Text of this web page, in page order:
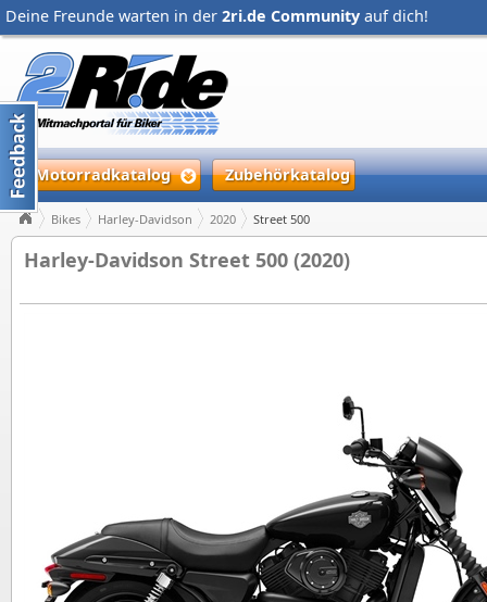
Deine Freunde warten in der 2ri.de Community auf dich!
Motorradkatalog Zubehörkatalog
Bikes Harley-Davidson 2020 Street 500
Harley-Davidson Street 500 (2020)